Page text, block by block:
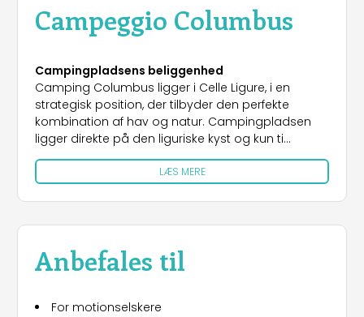
Campeggio Columbus
Campingpladsens beliggenhed
Camping Columbus ligger i Celle Ligure, i en
strategisk position, der tilbyder den perfekte
kombination af hav og natur. Campingpladsen
ligger direkte på den liguriske kyst og kun ti
minutters gang fra byens centrum og giver
gæsterne mulighed for at nyde en unik havudsigt,
samtidig med at de har alle byens faciliteter lige
ved hånden. Beliggenheden er ideel for dem, der
ønsker at tilbringe en ferie i roen og det smukke
give afkald på butikker, restauranter og lokale
attraktioner.
Indkvartering
LÆS MERE
Anbefales til
For motionselskere